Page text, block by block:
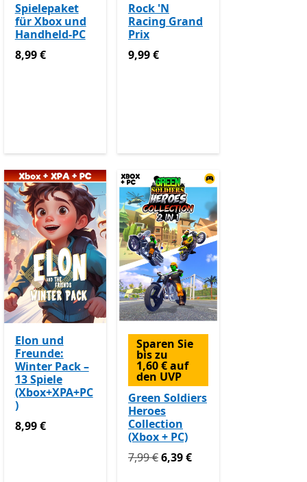
Spielepaket
für Xbox und
Handheld-PC
8,99 €
8,99 €
Rock 'N
Racing Grand
Prix
9,99 €
9,99 €
Elon und
Freunde:
Winter Pack –
13 Spiele
(Xbox+XPA+PC
)
8,99 €
8,99 €
Sparen Sie
bis zu
1,60 € auf
den UVP
Green Soldiers
Heroes
Collection
(Xbox + PC)
Ursprünglich 7,99 € jetzt 6,39 €
7,99 €6,39 €